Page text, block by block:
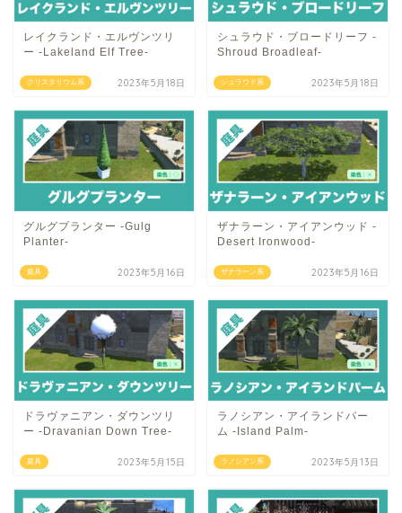
クリスタリウム系
レイクランド・エルヴンツリ
ー -Lakeland Elf Tree-
2023年5月18日 シュラウド系
シュラウド・ブロードリーフ -
Shroud Broadleaf-
2023年5月18日
庭具
グルグプランター -Gulg
Planter-
2023年5月16日 ザナラーン系
ザナラーン・アイアンウッド -
Desert Ironwood-
2023年5月16日
庭具
ドラヴァニアン・ダウンツリ
ー -Dravanian Down Tree-
2023年5月15日 ラノシアン系
ラノシアン・アイランドパー
ム -Island Palm-
2023年5月13日